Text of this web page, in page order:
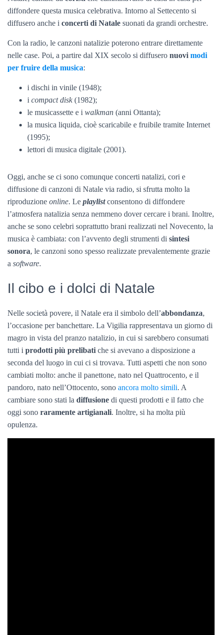
diffondere questa musica celebrativa. Intorno al Settecento si
diffusero anche i concerti di Natale suonati da grandi orchestre.
Con la radio, le canzoni natalizie poterono entrare direttamente
nelle case. Poi, a partire dal XIX secolo si diffusero nuovi modi
per fruire della musica:
i dischi in vinile (1948);
i compact disk (1982);
le musicassette e i walkman (anni Ottanta);
la musica liquida, cioè scaricabile e fruibile tramite Internet
(1995);
lettori di musica digitale (2001).
Oggi, anche se ci sono comunque concerti natalizi, cori e
diffusione di canzoni di Natale via radio, si sfrutta molto la
riproduzione online. Le playlist consentono di diffondere
l’atmosfera natalizia senza nemmeno dover cercare i brani. Inoltre,
anche se sono celebri soprattutto brani realizzati nel Novecento, la
musica è cambiata: con l’avvento degli strumenti di sintesi
sonora, le canzoni sono spesso realizzate prevalentemente grazie
a software.
Il cibo e i dolci di Natale
Nelle società povere, il Natale era il simbolo dell’abbondanza,
l’occasione per banchettare. La Vigilia rappresentava un giorno di
magro in vista del pranzo natalizio, in cui si sarebbero consumati
tutti i prodotti più prelibati che si avevano a disposizione a
seconda del luogo in cui ci si trovava. Tutti aspetti che non sono
cambiati molto: anche il panettone, nato nel Quattrocento, e il
pandoro, nato nell’Ottocento, sono ancora molto simili. A
cambiare sono stati la diffusione di questi prodotti e il fatto che
oggi sono raramente artigianali. Inoltre, si ha molta più
opulenza.